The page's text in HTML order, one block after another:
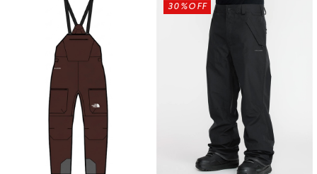
30%OFF